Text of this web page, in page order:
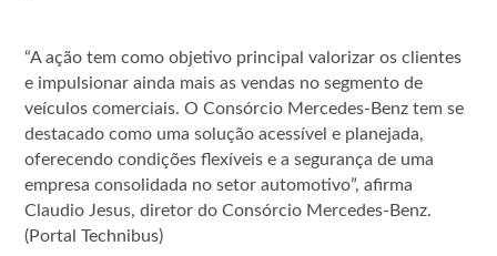
“A ação tem como objetivo principal valorizar os clientes
e impulsionar ainda mais as vendas no segmento de
veículos comerciais. O Consórcio Mercedes-Benz tem se
destacado como uma solução acessível e planejada,
oferecendo condições flexíveis e a segurança de uma
empresa consolidada no setor automotivo”, afirma
Claudio Jesus, diretor do Consórcio Mercedes-Benz.
(Portal Technibus)